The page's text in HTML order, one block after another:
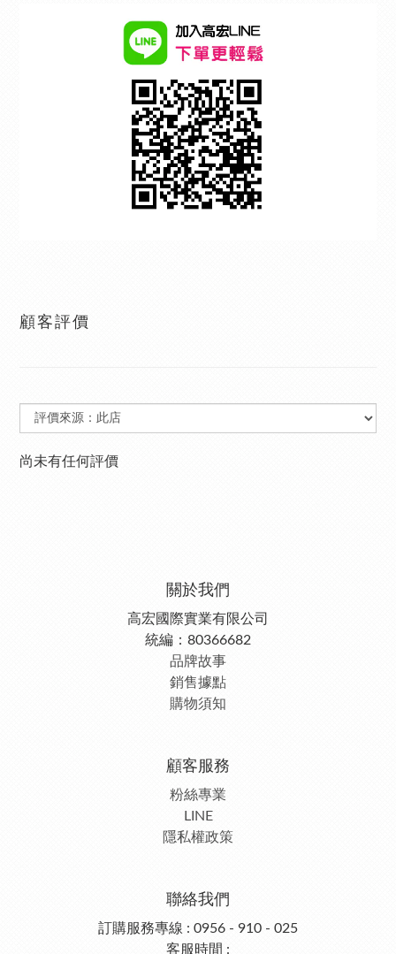
顧客評價
尚未有任何評價
關於我們
高宏國際實業有限公司
統編：80366682
品牌故事
銷售據點
購物須知
顧客服務
粉絲專業
LINE
隱私權政策
聯絡我們
訂購服務專線 : 0956 - 910 - 025
客服時間 :